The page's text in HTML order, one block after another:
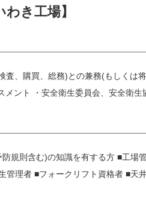
き工場】
、購買、総務)との兼務(もしくは
ント ・安全衛生委員会、安全衛
規則含む)の知識を有する方 ■工場
理者 ■フォークリフト資格者 ■天